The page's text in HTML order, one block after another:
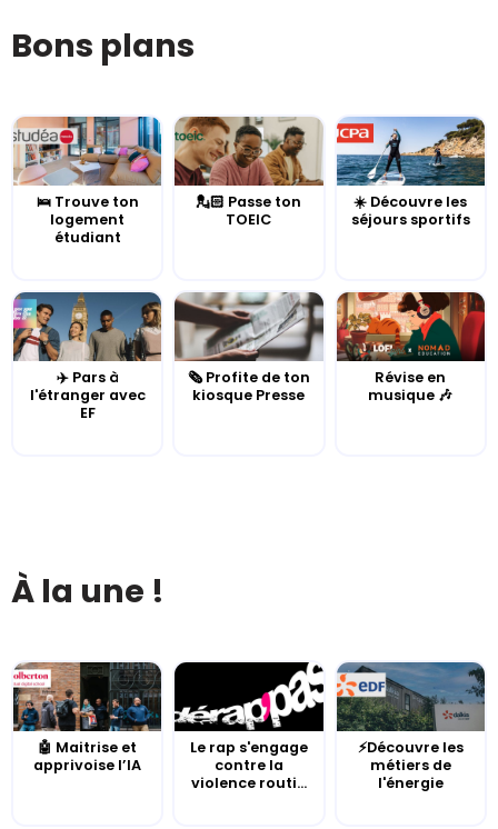
Bons plans
🛌 Trouve ton
logement
étudiant
💂🏻 Passe ton
TOEIC
☀️ Découvre les
séjours sportifs
✈️ Pars à
l'étranger avec
EF
🗞️ Profite de ton
kiosque Presse
Révise en
musique 🎶
À la une !
🤖 Maitrise et
apprivoise l’IA
Le rap s'engage
contre la
violence routi...
⚡Découvre les
métiers de
l'énergie